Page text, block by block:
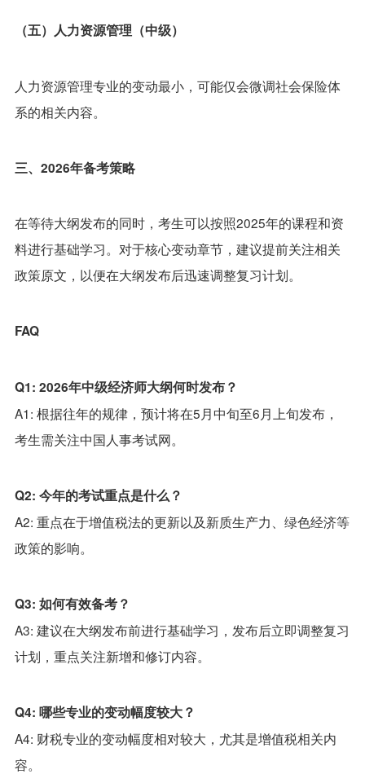
（五）人力资源管理（中级）
人力资源管理专业的变动最小，可能仅会微调社会保险体
系的相关内容。
三、2026年备考策略
在等待大纲发布的同时，考生可以按照2025年的课程和资
料进行基础学习。对于核心变动章节，建议提前关注相关
政策原文，以便在大纲发布后迅速调整复习计划。
FAQ
Q1: 2026年中级经济师大纲何时发布？
A1: 根据往年的规律，预计将在5月中旬至6月上旬发布，
考生需关注中国人事考试网。
Q2: 今年的考试重点是什么？
A2: 重点在于增值税法的更新以及新质生产力、绿色经济等
政策的影响。
Q3: 如何有效备考？
A3: 建议在大纲发布前进行基础学习，发布后立即调整复习
计划，重点关注新增和修订内容。
Q4: 哪些专业的变动幅度较大？
A4: 财税专业的变动幅度相对较大，尤其是增值税相关内
容。